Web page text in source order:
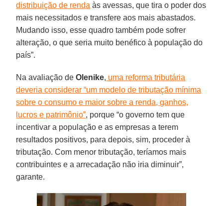
distribuição de renda às avessas, que tira o poder dos
mais necessitados e transfere aos mais abastados.
Mudando isso, esse quadro também pode sofrer
alteração, o que seria muito benéfico à população do
país”.
Na avaliação deOlenike, uma reforma tributária
deveria considerar “um modelo de tributação mínima
sobre o consumo e maior sobre a renda, ganhos,
lucros e patrimônio”, porque “o governo tem que
incentivar a população e as empresas a terem
resultados positivos, para depois, sim, proceder à
tributação. Com menor tributação, teríamos mais
contribuintes e a arrecadação não iria diminuir”,
garante.